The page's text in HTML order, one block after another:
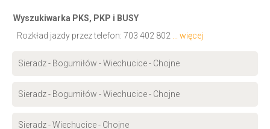
Wyszukiwarka PKS, PKP i BUSY
Rozkład jazdy przez telefon: 703 402 802 ... więcej
Sieradz - Bogumiłów - Wiechucice - Chojne
Sieradz - Bogumiłów - Wiechucice - Chojne
Sieradz - Wiechucice - Chojne